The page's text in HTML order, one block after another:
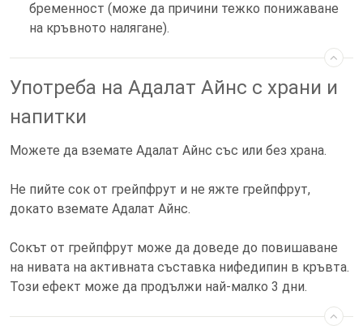
бременност (може да причини тежко понижаване
на кръвното налягане).
Употреба на Адалат Айнс с храни и
напитки
Можете да вземате Адалат Айнс със или без храна.
Не пийте сок от грейпфрут и не яжте грейпфрут,
докато вземате Адалат Айнс.
Сокът от грейпфрут може да доведе до повишаване
на нивата на активната съставка нифедипин в кръвта.
Този ефект може да продължи най-малко 3 дни.